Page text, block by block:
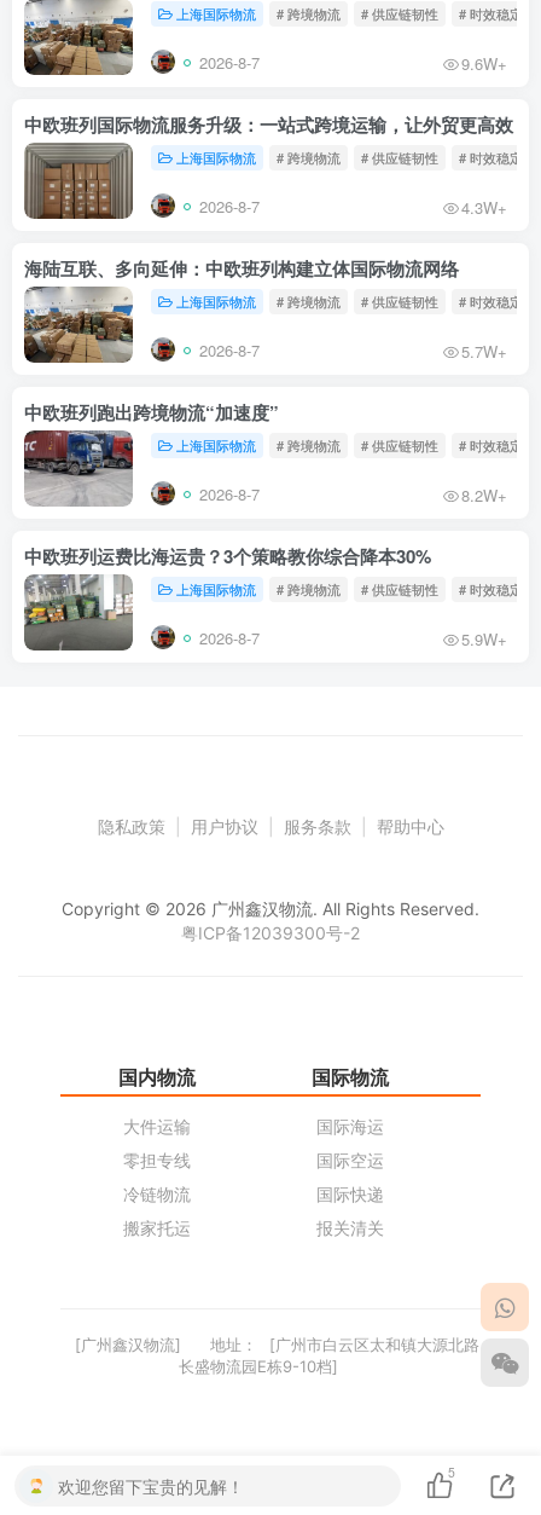
上海国际物流 # 跨境物流 # 供应链韧性 # 时效稳定
2026-8-7 9.6W+
中欧班列国际物流服务升级：一站式跨境运输，让外贸更高效
上海国际物流 # 跨境物流 # 供应链韧性 # 时效稳定
2026-8-7 4.3W+
海陆互联、多向延伸：中欧班列构建立体国际物流网络
上海国际物流 # 跨境物流 # 供应链韧性 # 时效稳定
2026-8-7 5.7W+
中欧班列跑出跨境物流“加速度”
上海国际物流 # 跨境物流 # 供应链韧性 # 时效稳定
2026-8-7 8.2W+
中欧班列运费比海运贵？3个策略教你综合降本30%
上海国际物流 # 跨境物流 # 供应链韧性 # 时效稳定
2026-8-7 5.9W+
隐私政策 用户协议 服务条款 帮助中心
Copyright © 2026 广州鑫汉物流. All Rights Reserved.
粤ICP备12039300号-2
国内物流
大件运输
零担专线
冷链物流
搬家托运
国际物流
国际海运
国际空运
国际快递
报关清关
[广州鑫汉物流] 地址：
[广州市白云区太和镇大源北路
长盛物流园E栋9-10档]
欢迎您留下宝贵的见解！
5